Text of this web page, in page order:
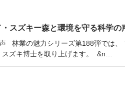
スズキー森と環境を守る科学の
林業の魅力シリーズ第188弾では、
ズキ博士を取り上げます。 &n…